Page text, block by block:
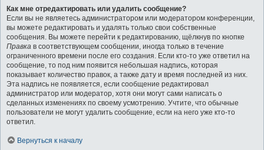
Как мне отредактировать или удалить сообщение?
Если вы не являетесь администратором или модератором конференции,
вы можете редактировать и удалять только свои собственные
сообщения. Вы можете перейти к редактированию, щёлкнув по кнопке
Правка в соответствующем сообщении, иногда только в течение
ограниченного времени после его создания. Если кто-то уже ответил на
сообщение, то под ним появится небольшая надпись, которая
показывает количество правок, а также дату и время последней из них.
Эта надпись не появляется, если сообщение редактировал
администратор или модератор, хотя они могут сами написать о
сделанных изменениях по своему усмотрению. Учтите, что обычные
пользователи не могут удалить сообщение, если на него уже кто-то
ответил.
Вернуться к началу